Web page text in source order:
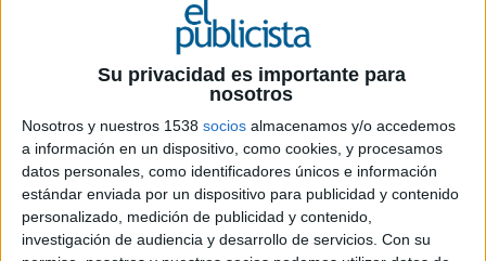
Su privacidad es importante para
nosotros
Nosotros y nuestros 1538 socios almacenamos y/o accedemos
a información en un dispositivo, como cookies, y procesamos
datos personales, como identificadores únicos e información
estándar enviada por un dispositivo para publicidad y contenido
personalizado, medición de publicidad y contenido,
investigación de audiencia y desarrollo de servicios. Con su
para hacer un buen evento
fue publicada en versión reducida en el
número 492 de la edición impresa.
Personal:
¿Cómo te autodefinirías?
Como una mujer optimista, creativa y